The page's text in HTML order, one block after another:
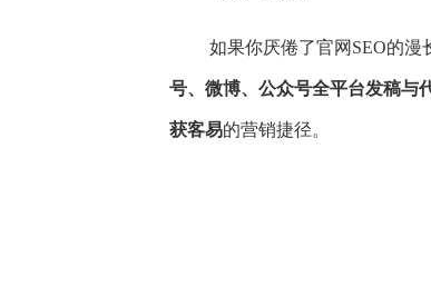
如果你厌倦了官网SEO的漫
号、微博、公众号全平台发稿与
获客易的营销捷径。